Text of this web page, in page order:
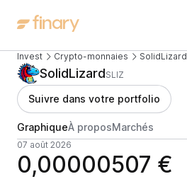
Invest Crypto-monnaies SolidLizard
SolidLizardSLIZ
Suivre dans votre portfolio
GraphiqueÀ proposMarchés
07 août 2026
0,00000507 €